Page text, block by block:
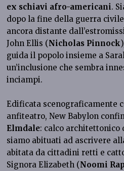
ex schiavi afro-americani.
dopo la fine della guerra
ancora distante
John Ellis (Nicholas Pinnock
guida il popolo insieme a
un’inclusione che sembra
inciampi.
Edificata scenograficamente
anfiteatro, New Babylon
Elmdale: calco architettonico
siamo abituati ad ascrivere
abitata da cittadini retti e
Signora Elizabeth (Noomi